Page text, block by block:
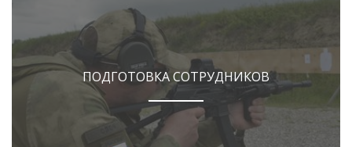
ПОДГОТОВКА СОТРУДНИКОВ